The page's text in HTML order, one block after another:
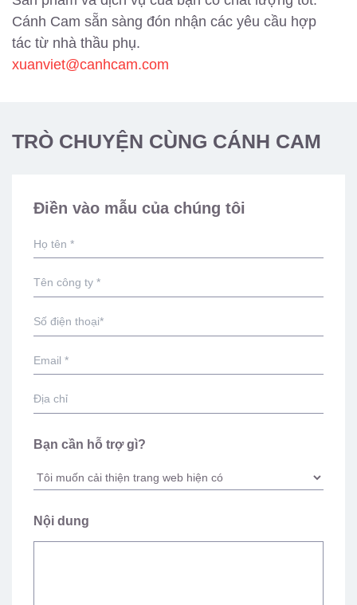
Cánh Cam sẵn sàng đón nhận các yêu cầu hợp
tác từ nhà thầu phụ.
xuanviet@canhcam.com
TRÒ CHUYỆN CÙNG CÁNH CAM
Điền vào mẫu của chúng tôi
Bạn cần hỗ trợ gì?
Nội dung